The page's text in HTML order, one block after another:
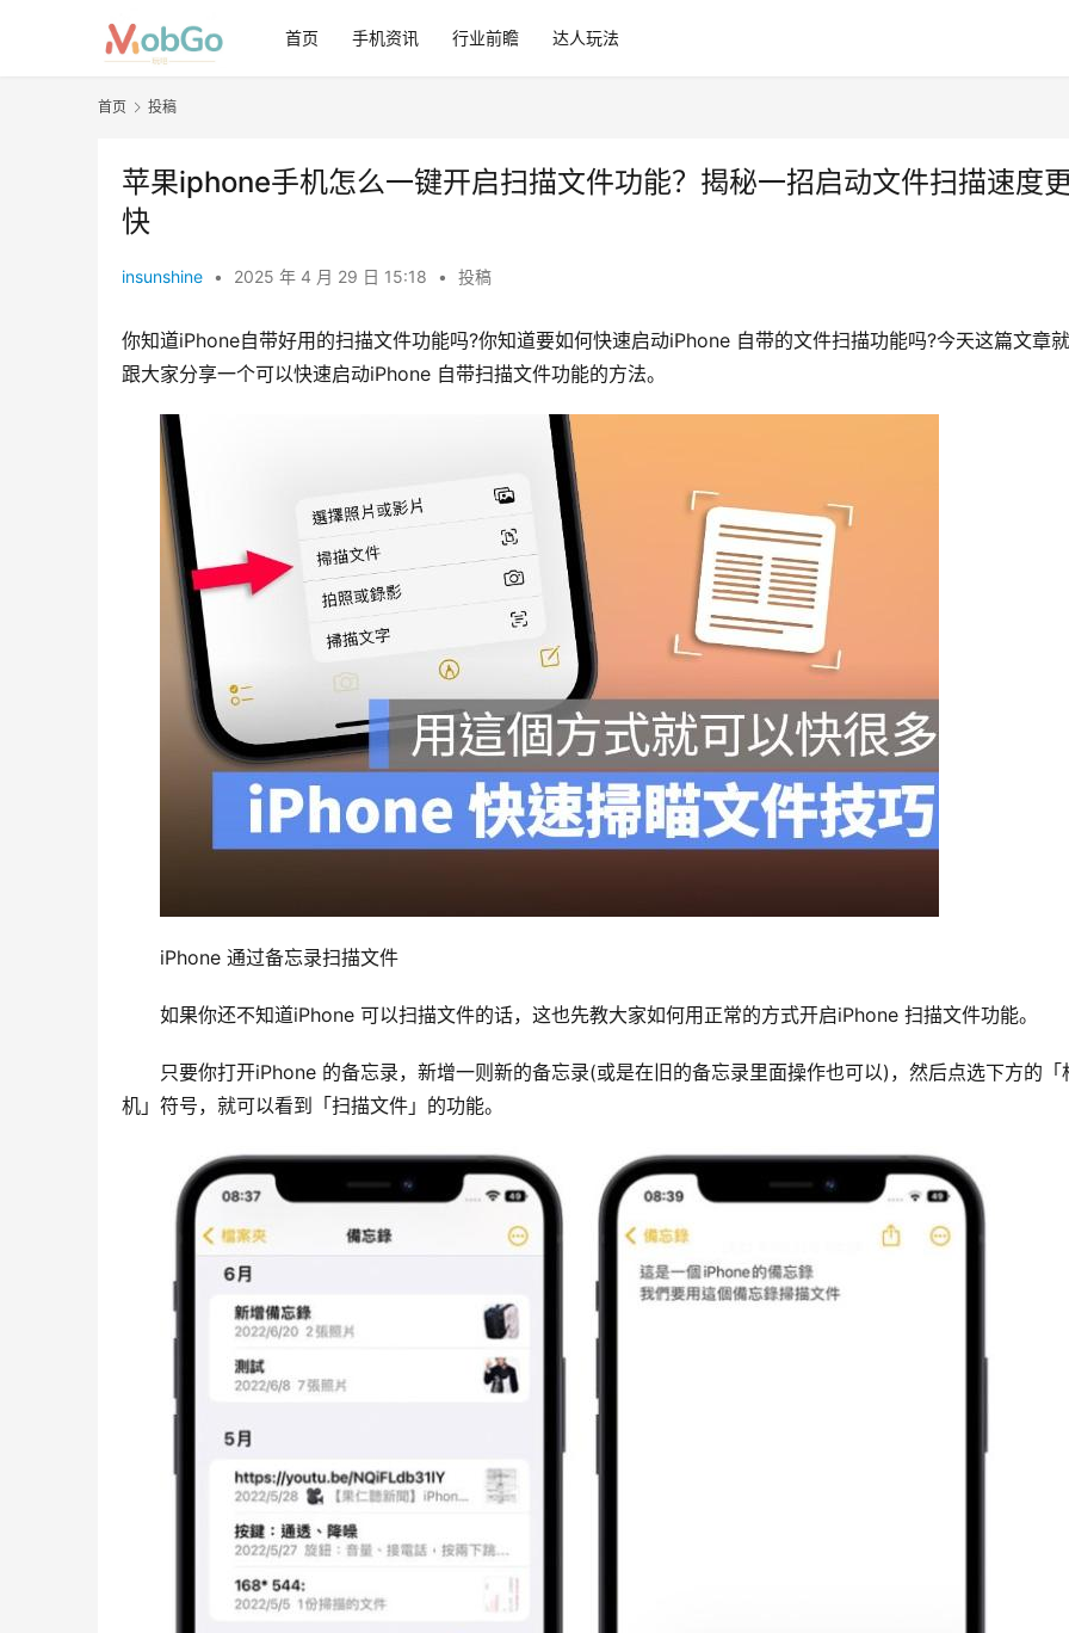
首页 手机资讯 行业前瞻 达人玩法
首页 投稿
苹果iphone手机怎么一键开启扫描文件功能？揭秘一招启动文件扫描速度
快
insunshine • 2025 年 4 月 29 日 15:18 • 投稿
你知道iPhone自带好用的扫描文件功能吗?你知道要如何快速启动iPhone 自带的文件扫描功能吗?今天这篇文章
跟大家分享一个可以快速启动iPhone 自带扫描文件功能的方法。
iPhone 通过备忘录扫描文件
如果你还不知道iPhone 可以扫描文件的话，这也先教大家如何用正常的方式开启iPhone 扫描文件功能。
只要你打开iPhone 的备忘录，新增一则新的备忘录(或是在旧的备忘录里面操作也可以)，然后点选下方的「
机」符号，就可以看到「扫描文件」的功能。